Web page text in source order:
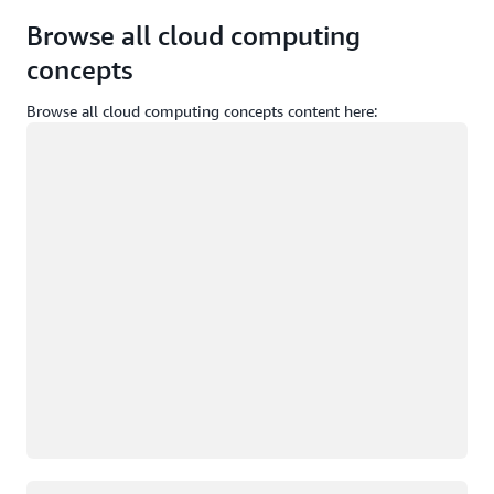
Browse all cloud computing
concepts
Browse all cloud computing concepts content here: